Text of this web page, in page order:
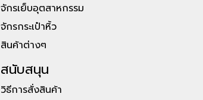
จักรเย็บอุตสาหกรรม
จักรกระเป๋าหิ้ว
สินค้าต่างๆ
สนับสนุน
วิธีการสั่งสินค้า